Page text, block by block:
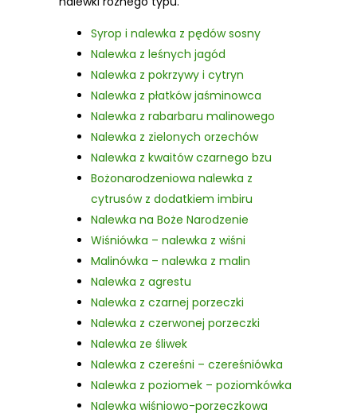
Syrop i nalewka z pędów sosny
Nalewka z leśnych jagód
Nalewka z pokrzywy i cytryn
Nalewka z płatków jaśminowca
Nalewka z rabarbaru malinowego
Nalewka z zielonych orzechów
Nalewka z kwaitów czarnego bzu
Bożonarodzeniowa nalewka z
cytrusów z dodatkiem imbiru
Nalewka na Boże Narodzenie
Wiśniówka – nalewka z wiśni
Malinówka – nalewka z malin
Nalewka z agrestu
Nalewka z czarnej porzeczki
Nalewka z czerwonej porzeczki
Nalewka ze śliwek
Nalewka z czereśni – czereśniówka
Nalewka z poziomek – poziomkówka
Nalewka wiśniowo-porzeczkowa